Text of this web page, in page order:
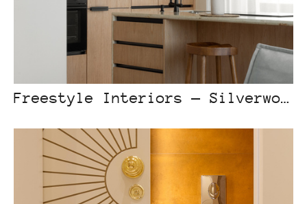
Freestyle Interiors — Silverwood